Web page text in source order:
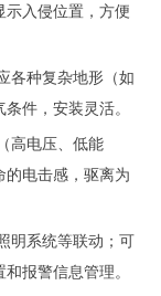
示入侵位置，方便
各种复杂地形（如
件，安装灵活。
高电压、低能
的电击感，驱离为
明系统等联动；可
报警信息管理。